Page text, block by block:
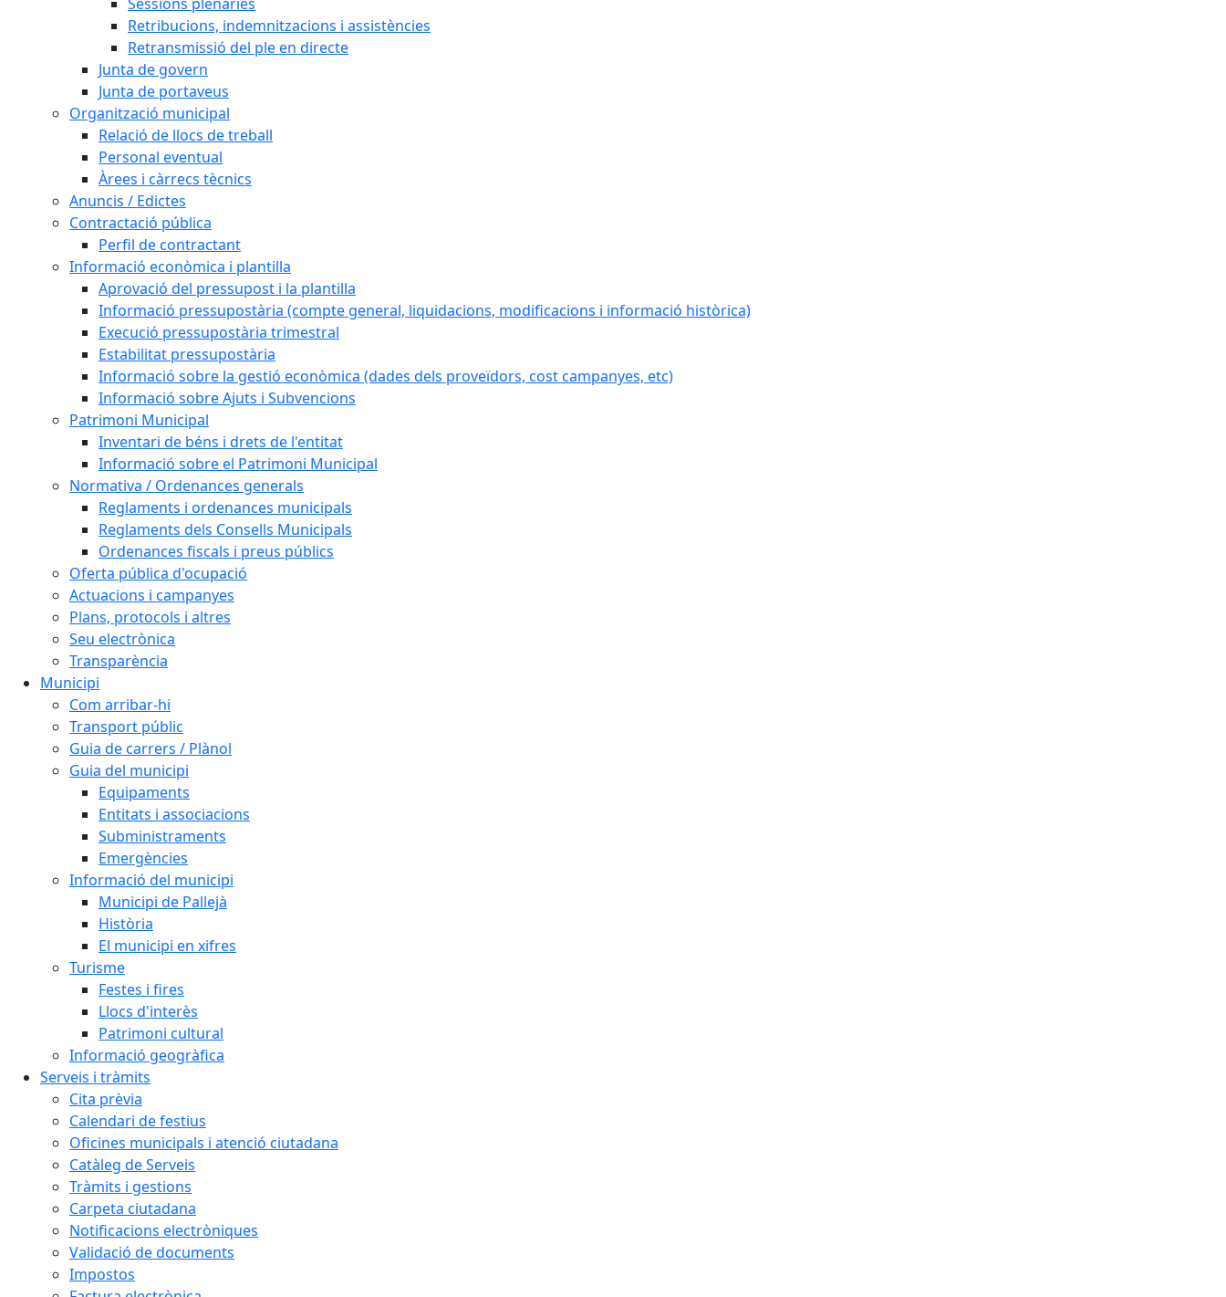
Retribucions, indemnitzacions i assistències
Retransmissió del ple en directe
Junta de govern
Junta de portaveus
Organització municipal
Relació de llocs de treball
Personal eventual
Àrees i càrrecs tècnics
Anuncis / Edictes
Contractació pública
Perfil de contractant
Informació econòmica i plantilla
Aprovació del pressupost i la plantilla
Informació pressupostària (compte general, liquidacions, modificacions i informació històrica)
Execució pressupostària trimestral
Estabilitat pressupostària
Informació sobre la gestió econòmica (dades dels proveïdors, cost campanyes, etc)
Informació sobre Ajuts i Subvencions
Patrimoni Municipal
Inventari de béns i drets de l'entitat
Informació sobre el Patrimoni Municipal
Normativa / Ordenances generals
Reglaments i ordenances municipals
Reglaments dels Consells Municipals
Ordenances fiscals i preus públics
Oferta pública d'ocupació
Actuacions i campanyes
Plans, protocols i altres
Seu electrònica
Transparència
Municipi
Com arribar-hi
Transport públic
Guia de carrers / Plànol
Guia del municipi
Equipaments
Entitats i associacions
Subministraments
Emergències
Informació del municipi
Municipi de Pallejà
Història
El municipi en xifres
Turisme
Festes i fires
Llocs d'interès
Patrimoni cultural
Informació geogràfica
Serveis i tràmits
Cita prèvia
Calendari de festius
Oficines municipals i atenció ciutadana
Catàleg de Serveis
Tràmits i gestions
Carpeta ciutadana
Notificacions electròniques
Validació de documents
Impostos